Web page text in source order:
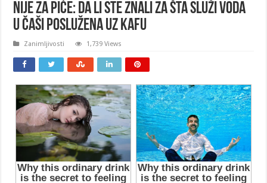
NIJE ZA PIĆE: Da li ste znali za šta služi VODA
U ČAŠI poslužena uz KAFU
Zanimljivosti 1,739 Views